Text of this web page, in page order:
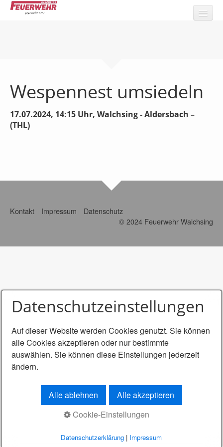
Die Feuerwehr
Einsätze
Veranstaltungen
Bilder
Wespennest umsiedeln
17.07.2024, 14:15 Uhr, Walchsing - Aldersbach –
(THL)
Kontakt Impressum
Datenschutz
© 2024 Feuerwehr Walchsing
Datenschutzeinstellungen
Auf dieser Website werden Cookies genutzt. Sie können
alle Cookies akzeptieren oder nur bestimmte
auswählen. Sie können diese Einstellungen jederzeit
ändern.
Alle ablehnen
Alle akzeptieren
Cookie-Einstellungen
Datenschutzerklärung | Impressum